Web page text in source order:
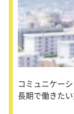
◎
★
コミュニケー
長期で働きた